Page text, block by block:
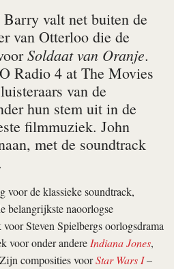
Barry valt net buiten de
van Otterloo die de
Soldaat van Oranje.
Radio 4 at The Movies
van de
hun stem uit in de
filmmuziek. John
met de soundtrack
voor de klassieke soundtrack,
belangrijkste naoorlogse
Steven Spielbergs oorlogsdrama
voor onder andereIndiana Jones,
composities voorStar Wars I–